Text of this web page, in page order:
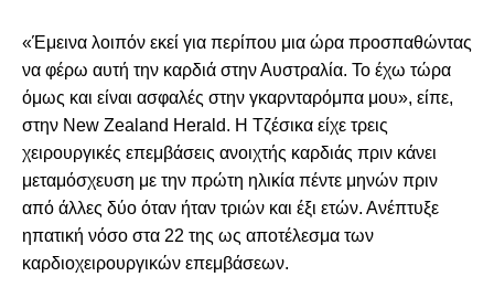
«Έμεινα λοιπόν εκεί για περίπου μια ώρα προσπαθώντας
να φέρω αυτή την καρδιά στην Αυστραλία. Το έχω τώρα
όμως και είναι ασφαλές στην γκαρνταρόμπα μου», είπε,
στην New Zealand Herald. Η Τζέσικα είχε τρεις
χειρουργικές επεμβάσεις ανοιχτής καρδιάς πριν κάνει
μεταμόσχευση με την πρώτη ηλικία πέντε μηνών πριν
από άλλες δύο όταν ήταν τριών και έξι ετών. Ανέπτυξε
ηπατική νόσο στα 22 της ως αποτέλεσμα των
καρδιοχειρουργικών επεμβάσεων.